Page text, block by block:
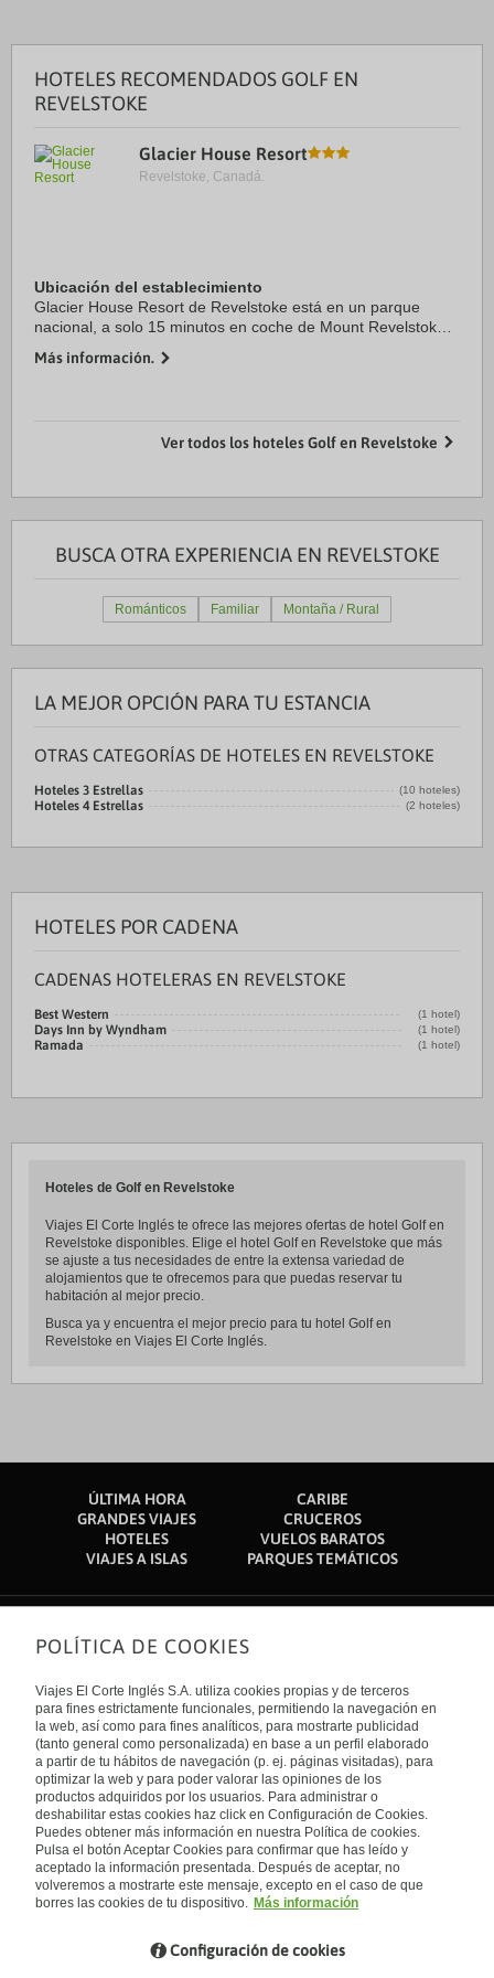
HOTELES RECOMENDADOS GOLF EN
REVELSTOKE
Glacier House Resort
Revelstoke, Canadá.
Ubicación del establecimiento
Glacier House Resort de Revelstoke está en un parque
nacional, a solo 15 minutos en coche de Mount Revelstoke
esta cabaña sostenible se encuentra a ...
Más información.
Ver todos los hoteles Golf en Revelstoke
BUSCA OTRA EXPERIENCIA EN REVELSTOKE
Románticos Familiar Montaña / Rural
LA MEJOR OPCIÓN PARA TU ESTANCIA
OTRAS CATEGORÍAS DE HOTELES EN REVELSTOKE
Hoteles 3 Estrellas (10 hoteles)
Hoteles 4 Estrellas (2 hoteles)
HOTELES POR CADENA
CADENAS HOTELERAS EN REVELSTOKE
Best Western (1 hotel)
Days Inn by Wyndham (1 hotel)
Ramada (1 hotel)
Hoteles de Golf en Revelstoke
Viajes El Corte Inglés te ofrece las mejores ofertas de hotel Golf en
Revelstoke disponibles. Elige el hotel Golf en Revelstoke que más
se ajuste a tus necesidades de entre la extensa variedad de
alojamientos que te ofrecemos para que puedas reservar tu
habitación al mejor precio.
Busca ya y encuentra el mejor precio para tu hotel Golf en
Revelstoke en Viajes El Corte Inglés.
ÚLTIMA HORA
CARIBE
GRANDES VIAJES
CRUCEROS
HOTELES
VUELOS BARATOS
VIAJES A ISLAS
PARQUES TEMÁTICOS
Sobre nosotros
Quiénes somos
Financiación
Sostenibilidad
Turismo accesible
Tarjeta El Corte Inglés
Trabaja con nosotros
El Corte Inglés
Canal Ético
Enlaces de interés
Guías de viaje
Catálogos
Auto check-in
Condiciones Generales
Política de privacidad
Política de cookies
Accesibilidad
Empresas/ Grupos
Internacional
España
Visita nuestro blog
Blog de Viajes el Corte inglés
POLÍTICA DE COOKIES
Viajes El Corte Inglés S.A. utiliza cookies propias y de terceros
para fines estrictamente funcionales, permitiendo la navegación en
la web, así como para fines analíticos, para mostrarte publicidad
(tanto general como personalizada) en base a un perfil elaborado
a partir de tu hábitos de navegación (p. ej. páginas visitadas), para
optimizar la web y para poder valorar las opiniones de los
productos adquiridos por los usuarios. Para administrar o
deshabilitar estas cookies haz click en Configuración de Cookies.
Puedes obtener más información en nuestra Política de cookies.
Pulsa el botón Aceptar Cookies para confirmar que has leído y
aceptado la información presentada. Después de aceptar, no
volveremos a mostrarte este mensaje, excepto en el caso de que
borres las cookies de tu dispositivo. Más información
Configuración de cookies